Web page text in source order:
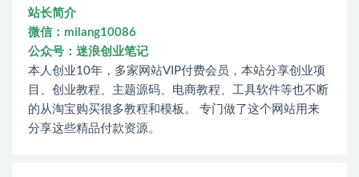
站长简介
微信：milang10086
公众号：迷浪创业笔记
本人创业10年，多家网站VIP付费会员，本站分享创业项
目、创业教程、主题源码、电商教程、工具软件等也不断
的从淘宝购买很多教程和模板。 专门做了这个网站用来
分享这些精品付款资源。